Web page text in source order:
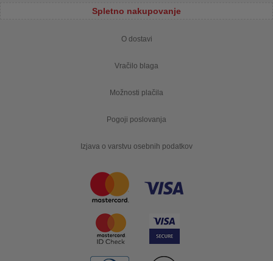
Spletno nakupovanje
O dostavi
Vračilo blaga
Možnosti plačila
Pogoji poslovanja
Izjava o varstvu osebnih podatkov